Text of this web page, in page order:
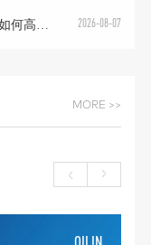
2026年西安可行性研究报告代写机构如何高效挑选 2026-08-07
MORE >>